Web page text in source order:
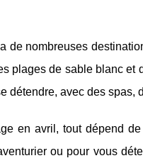
de nombreuses
plages de sable blanc et
détendre, avec des spas,
en avril, tout dépend
ou pour vous